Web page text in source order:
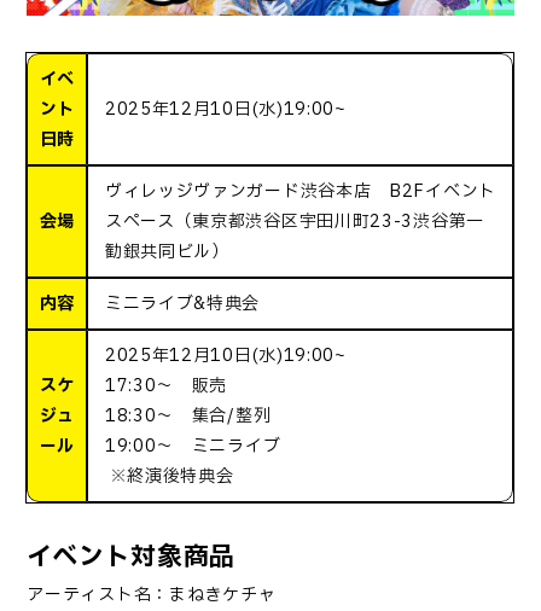
イベ
ント
日時
2025年12月10日(水)19:00~
会場
ヴィレッジヴァンガード渋谷本店 B2Fイベント
スペース（東京都渋谷区宇田川町23-3渋谷第一
勧銀共同ビル）
内容 ミニライブ&特典会
スケ
ジュ
ール
2025年12月10日(水)19:00~
17:30～ 販売
18:30～ 集合/整列
19:00～ ミニライブ
※終演後特典会
イベント対象商品
アーティスト名： まねきケチャ